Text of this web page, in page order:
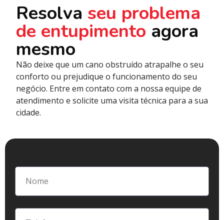
Resolva seu problema
de entupimento agora
mesmo
Não deixe que um cano obstruído atrapalhe o seu
conforto ou prejudique o funcionamento do seu
negócio. Entre em contato com a nossa equipe de
atendimento e solicite uma visita técnica para a sua
cidade.